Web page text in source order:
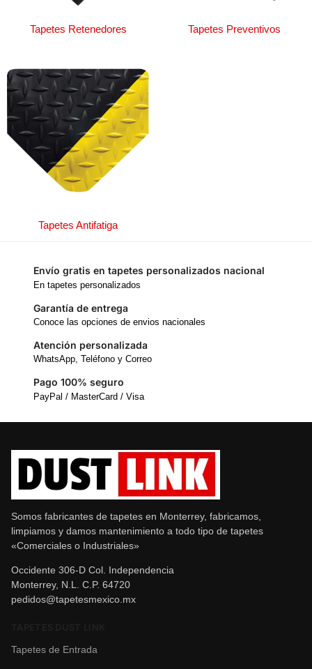
Tapetes Retenedores Tapetes Preventivos
Tapetes Antifatiga
Envío gratis en tapetes personalizados nacional
En tapetes personalizados
Garantía de entrega
Conoce las opciones de envios nacionales
Atención personalizada
WhatsApp, Teléfono y Correo
Pago 100% seguro
PayPal / MasterCard / Visa
Somos fabricantes de tapetes en Monterrey, fabricamos,
limpiamos y damos mantenimiento a todo tipo de tapetes
«Comerciales o Industriales»
Occidente 306-D Col. Independencia
Monterrey, N.L. C.P. 64720
pedidos@tapetesmexico.mx
Tapetes de Entrada